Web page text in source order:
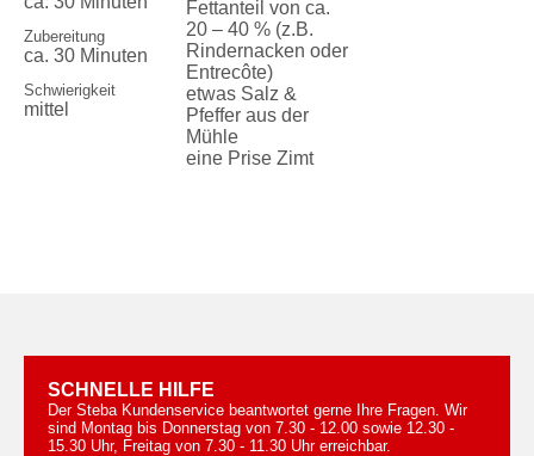
Zubereitung
ca. 30 Minuten
Schwierigkeit
mittel
Fettanteil von ca.
20 – 40 % (z.B.
Rindernacken oder
Entrecôte)
etwas Salz &
Pfeffer aus der
Mühle
eine Prise Zimt
SCHNELLE HILFE
Der Steba Kundenservice beantwortet gerne Ihre Fragen. Wir
sind Montag bis Donnerstag von 7.30 - 12.00 sowie 12.30 -
15.30 Uhr, Freitag von 7.30 - 11.30 Uhr erreichbar.